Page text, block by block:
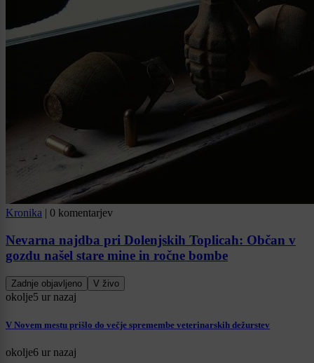
Kronika | 0 komentarjev
Nevarna najdba pri Dolenjskih Toplicah: Občan v
gozdu našel stare mine in ročne bombe
Zadnje objavljeno V živo
okolje5 ur nazaj
V Novem mestu prišlo do večje spremembe veterinarskih dežurstev
okolje6 ur nazaj